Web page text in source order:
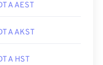
A AEST
A AKST
A HST